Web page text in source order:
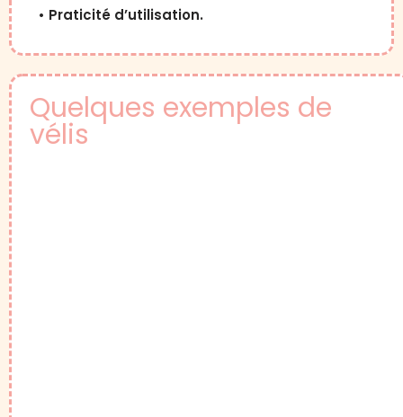
• Praticité d’utilisation.
Quelques exemples de
vélis